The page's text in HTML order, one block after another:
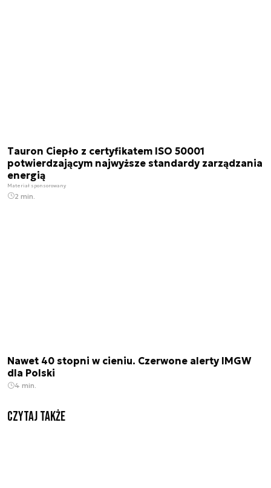
Tauron Ciepło z certyfikatem ISO 50001
potwierdzającym najwyższe standardy zarządzania
energią
Materiał sponsorowany
2 min.
Nawet 40 stopni w cieniu. Czerwone alerty IMGW
dla Polski
4 min.
Czytaj także